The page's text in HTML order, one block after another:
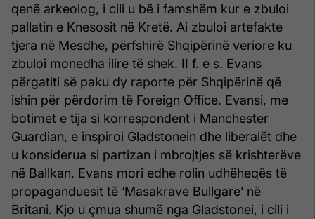
qenë arkeolog, i cili u bë i famshëm kur e zbuloi
pallatin e Knesosit në Kretë. Ai zbuloi artefakte
tjera në Mesdhe, përfshirë Shqipërinë veriore ku
zbuloi monedha ilire të shek. II f. e s. Evans
përgatiti së paku dy raporte për Shqipërinë që
ishin për përdorim të Foreign Office. Evansi, me
botimet e tija si korrespondent i Manchester
Guardian, e inspiroi Gladstonein dhe liberalët dhe
u konsiderua si partizan i mbrojtjes së krishterëve
në Ballkan. Evans mori edhe rolin udhëheqës të
propaganduesit të ‘Masakrave Bullgare’ në
Britani. Kjo u çmua shumë nga Gladstonei, i cili i